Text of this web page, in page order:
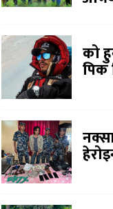
को
पिक